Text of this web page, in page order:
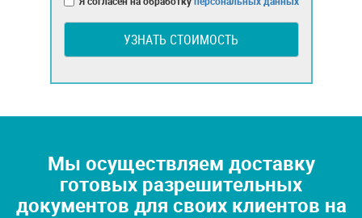
УЗНАТЬ СТОИМОСТЬ
Мы осуществляем доставку
готовых разрешительных
документов для своих клиентов на